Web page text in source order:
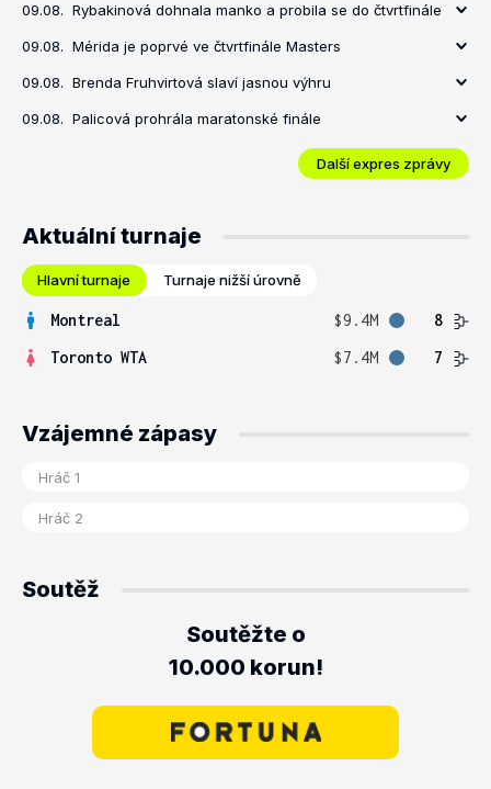
09.08. Rybakinová dohnala manko a probila se do čtvrtfinále
09.08. Mérida je poprvé ve čtvrtfinále Masters
09.08. Brenda Fruhvirtová slaví jasnou výhru
09.08. Palicová prohrála maratonské finále
Další expres zprávy
Aktuální turnaje
Hlavní turnaje Turnaje nižší úrovně
Montreal $9.4M
8
Toronto WTA
$7.4M 7
Vzájemné zápasy
Soutěž
Soutěžte o
10.000 korun!